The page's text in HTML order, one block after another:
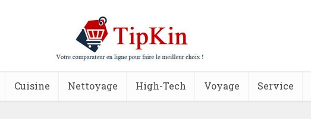
Cuisine Nettoyage High-Tech Voyage Service